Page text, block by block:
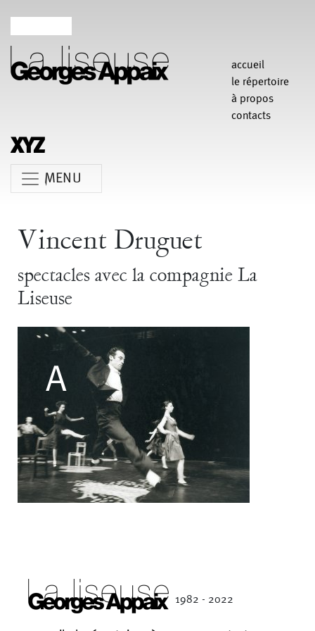
accueil
le répertoire
à propos
contacts
MENU
Anne Le Batard
Carlotta Sagna Catherine Rees
Chiara Gallerani Christian Rizzo Claudia Triozzi
Eric Houzelot
Filipe Lourenco François Bouteau
François Combemorel Françoise Rognerud
Frédéric Werlé
Georges Appaix
Gill Viandier Jean-Marc Fillet Jean-Pascal Gilly
Jean-Paul Bourel Jean-Pierre Larroche
Laura Girotto Liliana Ferri Marcel Atienzar
Michèle Prélonge Montaine Chevalier
Vincent Druguet
spectacles avec la compagnie La
Liseuse
1982 - 2022